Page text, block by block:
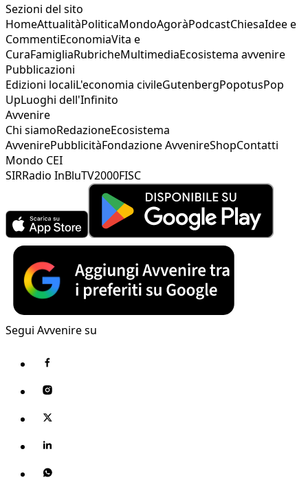
Sezioni del sito
HomeAttualitàPoliticaMondoAgoràPodcastChiesaIdee e
CommentiEconomiaVita e
CuraFamigliaRubricheMultimediaEcosistema avvenire
Pubblicazioni
Edizioni localiL'economia civileGutenbergPopotusPop
UpLuoghi dell'Infinito
Avvenire
Chi siamoRedazioneEcosistema
AvvenirePubblicitàFondazione AvvenireShopContatti
Mondo CEI
SIRRadio InBluTV2000FISC
Segui Avvenire su